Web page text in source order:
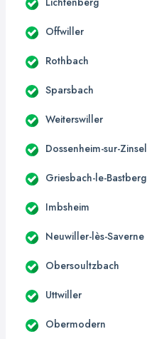
Offwiller
Rothbach
Sparsbach
Weiterswiller
Dossenheim-sur-Zinsel
Griesbach-le-Bastberg
Imbsheim
Neuwiller-lès-Saverne
Obersoultzbach
Uttwiller
Obermodern